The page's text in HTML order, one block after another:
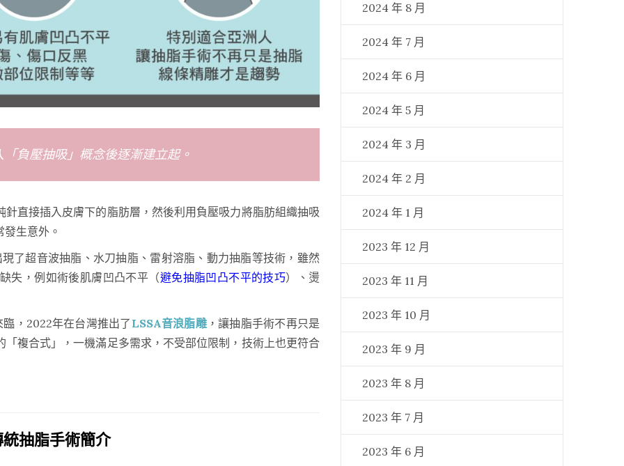
負壓抽吸」概念後逐漸建立起。
直接插入皮膚下的脂肪層，然後利用負壓吸力將脂肪組織抽吸
生意外。
現了超音波抽脂、水刀抽脂、雷射溶脂、動力抽脂等技術，雖然
失，例如術後肌膚凹凸不平（避免抽脂凹凸不平的技巧）、燙
臨，2022年在台灣推出了 LSSA音浪脂雕，讓抽脂手術不再只是
複合式」，一機滿足多需求，不受部位限制，技術上也更符合
抽脂手術簡介
2024 年 8 月
2024 年 7 月
2024 年 6 月
2024 年 5 月
2024 年 3 月
2024 年 2 月
2024 年 1 月
2023 年 12 月
2023 年 11 月
2023 年 10 月
2023 年 9 月
2023 年 8 月
2023 年 7 月
2023 年 6 月